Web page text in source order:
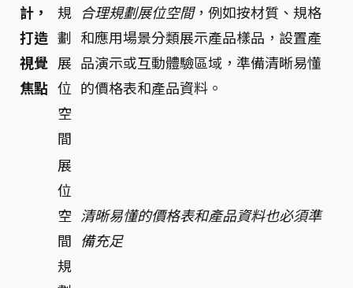
計，
打造
視覺
焦點
規
劃
展
位
空
間
合理規劃展位空間，例如按材質、規格
和應用場景分類展示產品樣品，設置產
品演示或互動體驗區域，準備清晰易懂
的價格表和產品資料。
展
位
空
間
規
清晰易懂的價格表和產品資料也必須準
備充足